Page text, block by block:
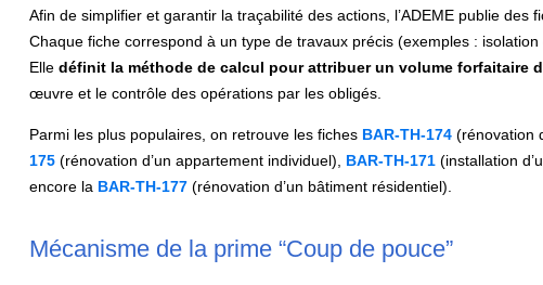
Afin de simplifier et garantir la traçabilité des actions, l’ADEME publie des
Chaque fiche correspond à un type de travaux précis (exemples :
Elle définit la méthode de calcul pour attribuer un volume forfaitaire
œuvre et le contrôle des opérations par les obligés.
Parmi les plus populaires, on retrouve les fiches BAR-TH-174(rénovation
175(rénovation d’un appartement individuel), BAR-TH-171(installation
encore la BAR-TH-177(rénovation d’un bâtiment résidentiel).
Mécanisme de la prime “Coup de pouce”